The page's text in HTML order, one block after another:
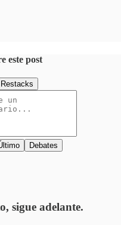
este post
Restacks
Debates
sigue adelante.